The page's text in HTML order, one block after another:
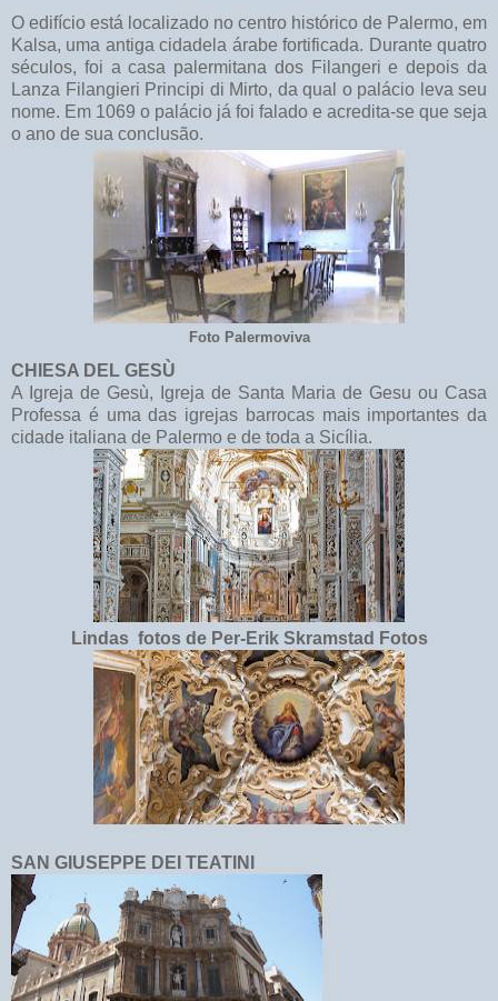
O edifício está localizado no centro histórico de Palermo, em
Kalsa, uma antiga cidadela árabe fortificada. Durante quatro
séculos, foi a casa palermitana dos Filangeri e depois da
Lanza Filangieri Principi di Mirto, da qual o palácio leva seu
nome. Em 1069 o palácio já foi falado e acredita-se que seja
o ano de sua conclusão.
Foto Palermoviva
CHIESA DEL GESÙ
A Igreja de Gesù, Igreja de Santa Maria de Gesu ou Casa
Professa é uma das igrejas barrocas mais importantes da
cidade italiana de Palermo e de toda a Sicília.
Lindas fotos de Per-Erik Skramstad Fotos
SAN GIUSEPPE DEI TEATINI